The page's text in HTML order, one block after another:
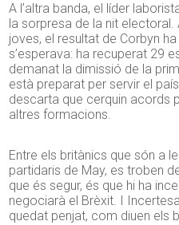
A l’altra banda, el líder
la sorpresa de la nit
joves, el resultat de Corbyn
s’esperava: ha recuperat 29
demanat la dimissió de la
està preparat per servir el
descarta que cerquin acords
altres formacions.
Entre els britànics que són a
partidaris de May, es troben
que és segur, és que hi ha
negociarà el Brèxit. I
quedat penjat, com diuen els